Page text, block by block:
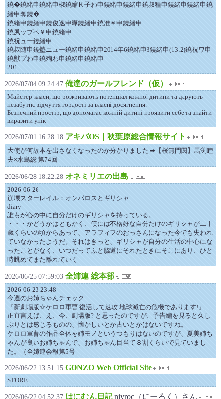
鐃�鐃緒申鐃緒申椒鐃縮Ｋ子わ申鐃緒申鐃緒申鐃叔種申鐃緒申鐃緒申鐃
緒申奪鐃�
鐃緒申鐃緒申鐃俊逸申曄鐃緒申鐃准￥申鐃緒申
鐃夙ップペ￥申鐃緒申
鐃祝ュー鐃緒申
鐃叔随申鐃塾ニュー鐃緒申鐃緒申2014年6鐃緒申3鐃緒申(13:2)鐃祝ワ申
鐃獣プわ申鐃殉わ申鐃緒申鐃緒申
201
2026/07/04 09:24:47 俺達のガールフレンド（仮）
Майстер-класи, що розкривають потенціал кожної дитини та дарують
незабутнє відчуття гордості за власні досягнення.
Безпечний простір, що допомагає кожній дитині проявити себе та знайти
виразити унік
2026/07/01 16:28:18 アキバOS｜秋葉原総合情報サイト
大使が何故本を出さなくなったのか分かりました ➡︎【桜無門関】馬渕睦
夫×水島総 第74回
2026/06/28 18:22:28 オネミリエの出島
2026-06-26
崩壊スターレイル：オンパロスとギリシャ
diary
誰もが心の中に自分だけのギリシャを持っている。
・・・かどうかはともかく、僕には不格好な自分だけのギリシャが二十
歳くらいの頃からあって、アラフィフのおっさんになった今でも失われ
ていなかったようだ。それはきっと、ギリシャが自分の生活の中心にな
ったことがなく、いつだってふと脇道にそれたときにそこにあり、ひと
時眺めてまた離れていく
2026/06/25 07:59:03 全姉連 総本部
2026-06-23 23:48
今週のお姉ちゃんチェック
『新劇場版☆ケロロ軍曹 復活して速攻 地球滅亡の危機であります!』
正直言えば、え、今、劇場版? と思ったのですが、予告編を見ると久し
ぶりとは感じるものの、懐かしいとか古いとかはないですね。
ケロロ軍曹の作品全体を姉モノというつもりはないのですが、夏美姉ち
ゃんが良いお姉ちゃんで、お姉ちゃん目当て８割くらいで見ていまし
た。（全姉連会報第5号
2026/06/22 13:51:15 GONZO Web Official Site
STORE
2026/06/22 04:52:37 はにむん日記 niyroc（にーろく）さん